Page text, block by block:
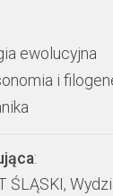
ewolucyjna
i
:
ŚLĄSKI,